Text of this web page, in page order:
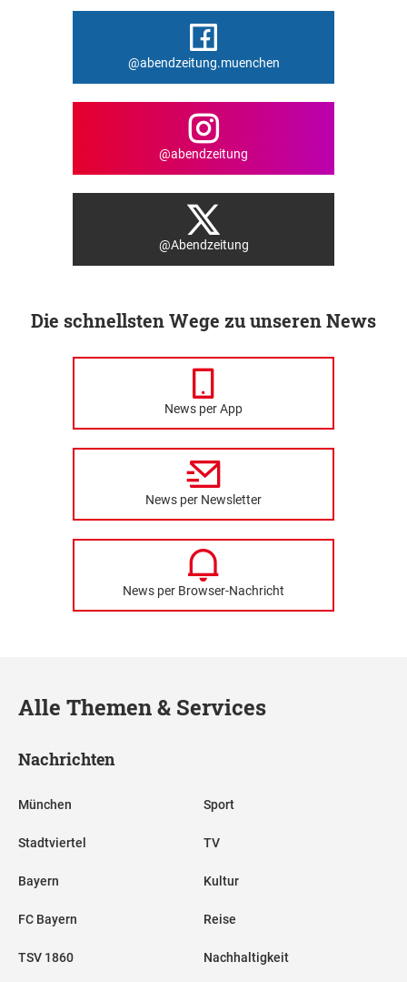
@abendzeitung.muenchen
@abendzeitung
@Abendzeitung
Die schnellsten Wege zu unseren News
News per App
News per Newsletter
News per Browser-Nachricht
Alle Themen & Services
Nachrichten
München
Stadtviertel
Bayern
FC Bayern
TSV 1860
Sport
TV
Kultur
Reise
Nachhaltigkeit